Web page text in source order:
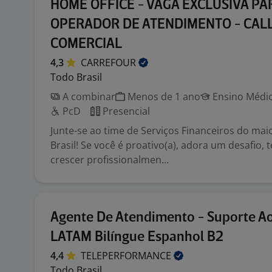
HOME OFFICE - VAGA EXCLUSIVA
OPERADOR DE ATENDIMENTO -
COMERCIAL
4,3
CARREFOUR
Todo Brasil
A combinar
Menos de 1 ano
Ensino
PcD
Presencial
Junte-se ao time de Serviços Financeiros do
Brasil! Se você é proativo(a), adora um desafio,
crescer profissionalmen...
Agente De Atendimento - Suporte
LATAM Bilíngue Espanhol B2
4,4
TELEPERFORMANCE